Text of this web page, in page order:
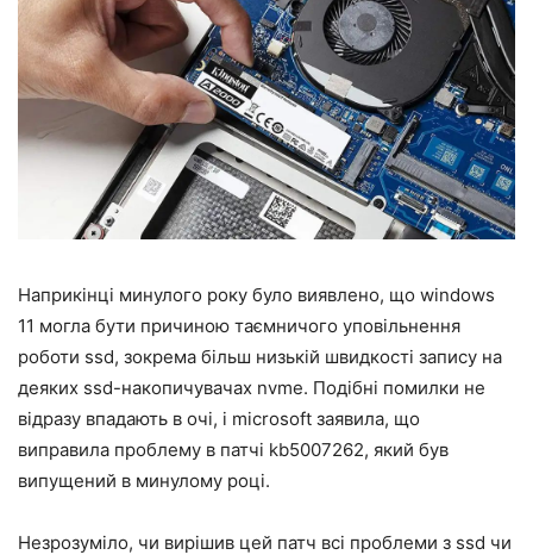
Наприкінці минулого року було виявлено, що windows
11 могла бути причиною таємничого уповільнення
роботи ssd, зокрема більш низькій швидкості запису на
деяких ssd-накопичувачах nvme. Подібні помилки не
відразу впадають в очі, і microsoft заявила, що
виправила проблему в патчі kb5007262, який був
випущений в минулому році.
Незрозуміло, чи вирішив цей патч всі проблеми з ssd чи